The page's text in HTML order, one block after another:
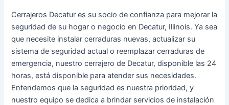
Cerrajeros Decatur es su socio de confianza para mejorar la
seguridad de su hogar o negocio en Decatur, Illinois. Ya sea
que necesite instalar cerraduras nuevas, actualizar su
sistema de seguridad actual o reemplazar cerraduras de
emergencia, nuestro cerrajero de Decatur, disponible las 24
horas, está disponible para atender sus necesidades.
Entendemos que la seguridad es nuestra prioridad, y
nuestro equipo se dedica a brindar servicios de instalación